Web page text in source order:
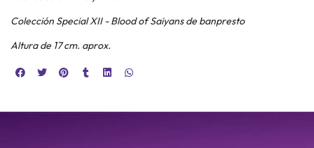
Colección Special XII - Blood of Saiyans de banpresto
Altura de 17 cm. aprox.